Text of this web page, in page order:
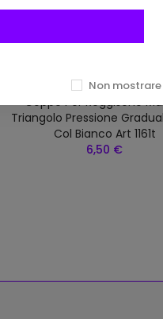
Coppe Per Reggiseno
Triangolo Pressione
Col Bianco Art 1161t
6,50 €
Non